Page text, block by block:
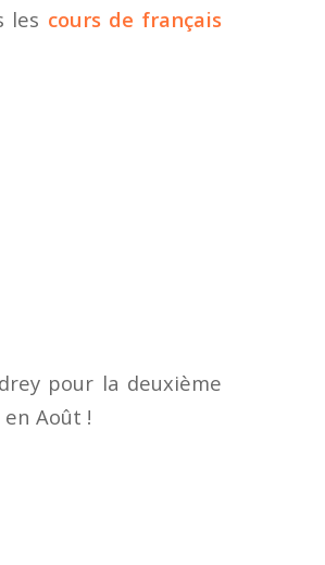
les cours de français
pour la deuxième
Août !